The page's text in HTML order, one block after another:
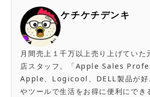
ケチケチデンキ
月間売上１千万以上売り上げていた
店スタッフ。「Apple Sales
Apple、Logicool、DELL製品が好
やツールで生活をお得に便利にでき